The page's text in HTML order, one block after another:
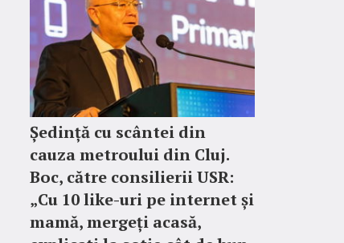
Ședință cu scântei din
cauza metroului din Cluj.
Boc, către consilierii USR:
„Cu 10 like-uri pe internet și
mamă, mergeți acasă,